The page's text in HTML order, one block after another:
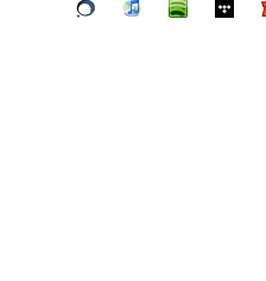
Vår
iTunes spotify